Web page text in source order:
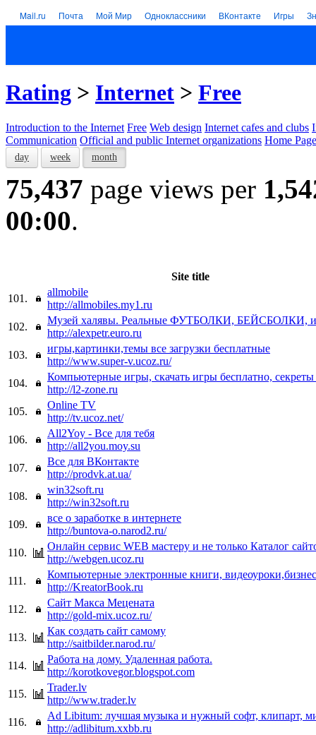
Mail.ru Почта Мой Мир Одноклассники ВКонтакте Игры
Rating > Internet > Free
Introduction to the Internet Free Web design Internet cafes and clubs
Communication Official and public Internet organizations Home
day week month
75,437 page views per
00:00.
Site title
101.
allmobile
http://allmobiles.my1.ru
102.
Музей халявы. Реальные ФУТБОЛКИ, БЕЙСБОЛКИ, и
http://alexpetr.euro.ru
103.
игры,картинки,темы все загрузки бесплатные
http://www.super-v.ucoz.ru/
104.
Компьютерные игры, скачать игры бесплатно,
http://l2-zone.ru
105.
Online TV
http://tv.ucoz.net/
106.
All2Yoy - Все для тебя
http://all2you.moy.su
107.
Все для ВКонтакте
http://prodvk.at.ua/
108.
win32soft.ru
http://win32soft.ru
109.
все о заработке в интернете
http://buntova-o.narod2.ru/
110.
Онлайн сервис WEB мастеру и не только Каталог
http://webgen.ucoz.ru
111.
Компьютерные электронные книги,
http://KreatorBook.ru
112.
Сайт Макса Мецената
http://gold-mix.ucoz.ru/
113.
Как создать сайт самому
http://saitbilder.narod.ru/
114.
Работа на дому. Удаленная работа.
http://korotkovegor.blogspot.com
115.
Trader.lv
http://www.trader.lv
116.
Ad Libitum: лучшая музыка и нужный софт, клипарт,
http://adlibitum.xxbb.ru